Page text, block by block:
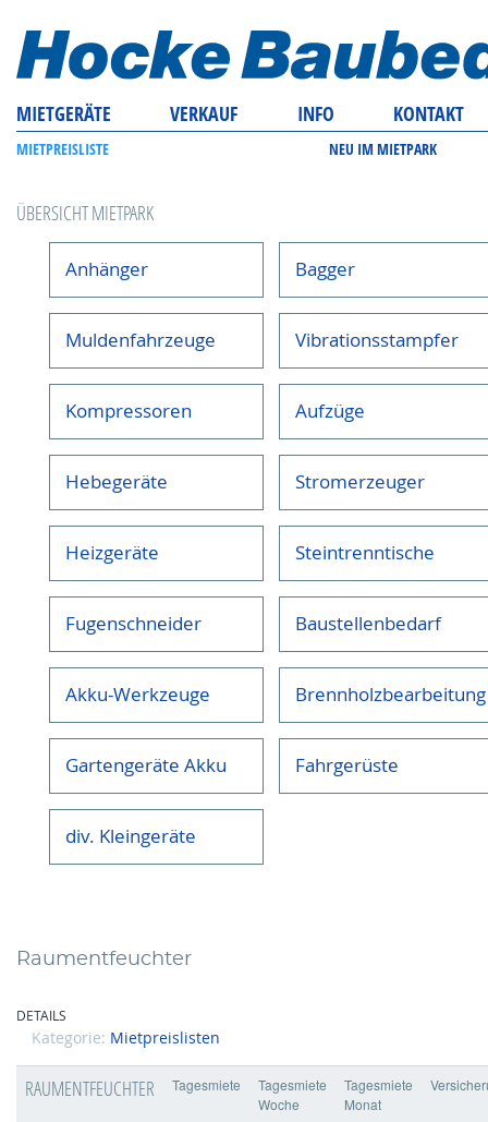
MIETGERÄTE VERKAUF INFO KONTAKT
MIETPREISLISTE NEU IM MIETPARK
ÜBERSICHT MIETPARK
Anhänger Bagger
Muldenfahrzeuge Vibrationsstampfer
Kompressoren Aufzüge
Hebegeräte Stromerzeuger
Heizgeräte Steintrenntische
Fugenschneider Baustellenbedarf
Akku-Werkzeuge Brennholzbearbeitung
Gartengeräte Akku Fahrgerüste
div. Kleingeräte
Raumentfeuchter
DETAILS
Kategorie: Mietpreislisten
RAUMENTFEUCHTER Tagesmiete
Tagesmiete
Woche
Tagesmiete
Monat